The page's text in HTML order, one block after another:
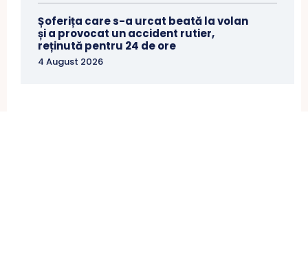
Șoferița care s-a urcat beată la volan
și a provocat un accident rutier,
reținută pentru 24 de ore
4 August 2026